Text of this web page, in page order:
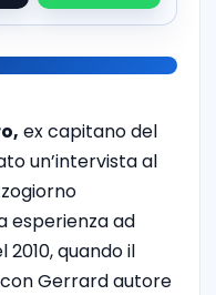
ex capitano del
un’intervista al
esperienza ad
2010, quando il
Gerrard autore